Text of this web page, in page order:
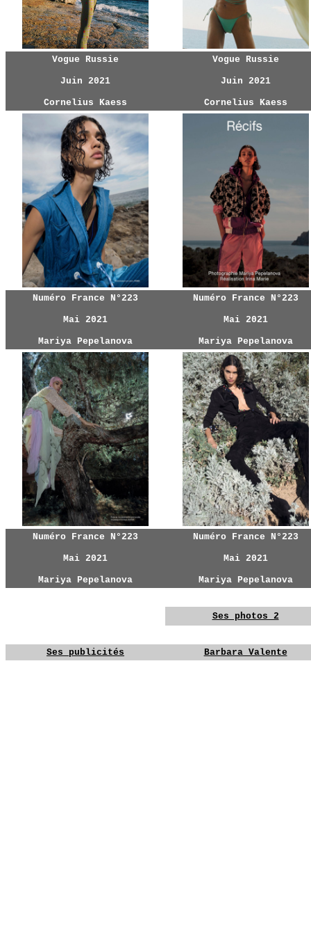
Vogue Russie
Juin 2021
Cornelius Kaess
Vogue Russie
Juin 2021
Cornelius Kaess
Numéro France N°223
Mai 2021
Mariya Pepelanova
Numéro France N°223
Mai 2021
Mariya Pepelanova
Numéro France N°223
Mai 2021
Mariya Pepelanova
Numéro France N°223
Mai 2021
Mariya Pepelanova
Ses photos 2
Ses publicités Barbara Valente